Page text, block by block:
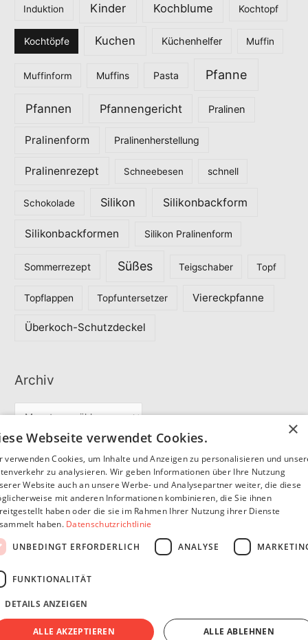
Induktion Kinder Kochblume Kochtopf
Kochtöpfe Kuchen Küchenhelfer Muffin
Muffinform Muffins Pasta Pfanne
Pfannen Pfannengericht Pralinen
Pralinenform Pralinenherstellung
Pralinenrezept Schneebesen schnell
Schokolade Silikon Silikonbackform
Silikonbackformen Silikon Pralinenform
Sommerrezept Süßes Teigschaber Topf
Topflappen Topfuntersetzer Viereckpfanne
Überkoch-Schutzdeckel
Archiv
i
v
Partner
SommerSEO
Copyright © 2026
Impressum Datenschutzerklärung
×
Webseite verwendet Cookies.
verwenden Cookies, um Inhalte und Anzeigen zu personalisieren und
zu analysieren. Wir geben Informationen über Ihre Nutzung
Website auch an unsere Werbe- und Analysepartner weiter, die diese
mit anderen Informationen kombinieren, die Sie ihnen
haben oder die sie im Rahmen Ihrer Nutzung ihrer Dienste
haben. Datenschutzrichtlinie
UNBEDINGT ERFORDERLICH
ANALYSE
FUNKTIONALITÄT
DETAILS ANZEIGEN
ALLE AKZEPTIEREN ALLE ABLEHNEN